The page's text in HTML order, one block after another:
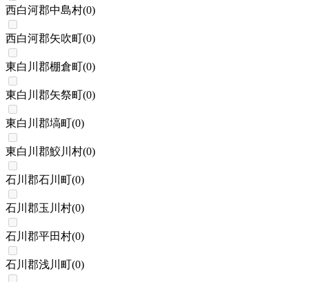
西白河郡中島村(0)
西白河郡矢吹町(0)
東白川郡棚倉町(0)
東白川郡矢祭町(0)
東白川郡塙町(0)
東白川郡鮫川村(0)
石川郡石川町(0)
石川郡玉川村(0)
石川郡平田村(0)
石川郡浅川町(0)